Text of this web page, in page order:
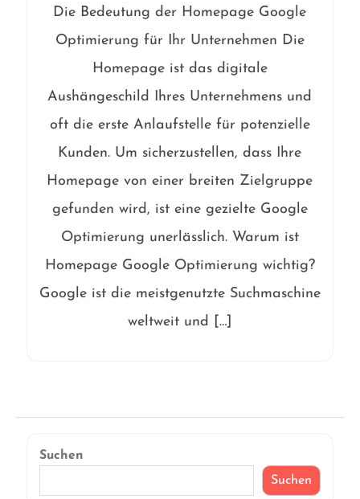
Die Bedeutung der Homepage Google
Optimierung für Ihr Unternehmen Die
Homepage ist das digitale
Aushängeschild Ihres Unternehmens und
oft die erste Anlaufstelle für potenzielle
Kunden. Um sicherzustellen, dass Ihre
Homepage von einer breiten Zielgruppe
gefunden wird, ist eine gezielte Google
Optimierung unerlässlich. Warum ist
Homepage Google Optimierung wichtig?
Google ist die meistgenutzte Suchmaschine
weltweit und […]
Suchen
Suchen